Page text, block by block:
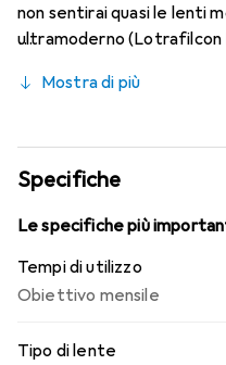
non sentirai quasi le lenti
ultramoderno (Lotrafilcon
Moisture Matrix e offre le
tutto il giorno con queste
Mostra di più
Specifiche
Le specifiche più
Tempi di utilizzo
Obiettivo mensile
Tipo di lente